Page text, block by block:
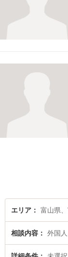
エリア 富山県
相談内容 外国